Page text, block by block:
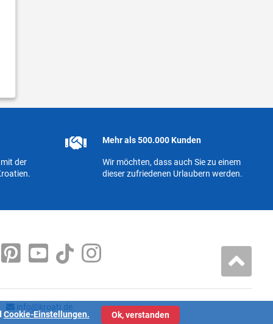
der
Mehr als 500.000 Kunden
Wir möchten, dass auch Sie zu einem
dieser zufriedenen Urlaubern werden.
info@kroati.de
Cookie-Einstellungen. Ok, verstanden